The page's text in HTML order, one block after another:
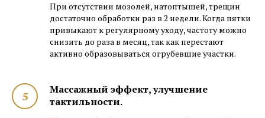
При отсутствии мозолей, натоптышей, трещин
достаточно обработки раз в 2 недели. Когда пятки
привыкают к регулярному уходу, частоту можно
снизить до раза в месяц, так как перестают
активно образовываться огрубевшие участки.
Массажный эффект, улучшение
тактильности.